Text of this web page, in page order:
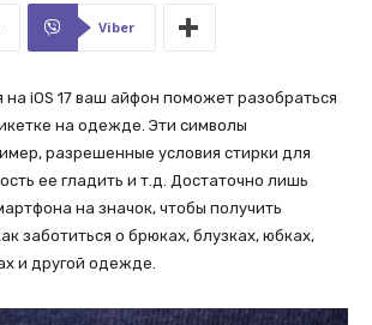
Viber
iOS 17 ваш айфон поможет разобраться
на одежде. Эти символы
разрешенные условия стирки для
ее гладить и т.д. Достаточно лишь
на значок, чтобы получить
заботиться о брюках, блузках, юбках,
и другой одежде.